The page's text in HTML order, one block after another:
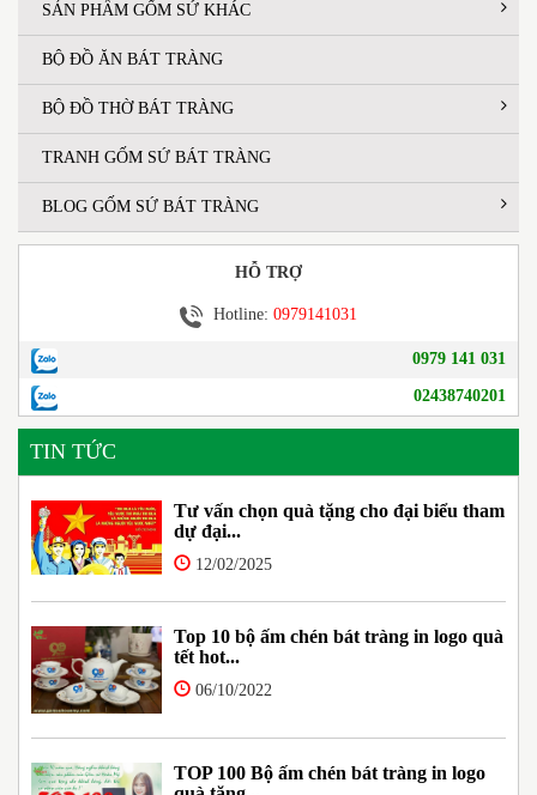
SẢN PHẨM GỐM SỨ KHÁC
BỘ ĐỒ ĂN BÁT TRÀNG
BỘ ĐỒ THỜ BÁT TRÀNG
TRANH GỐM SỨ BÁT TRÀNG
BLOG GỐM SỨ BÁT TRÀNG
HỖ TRỢ
Hotline: 0979141031
0979 141 031
02438740201
TIN TỨC
Tư vấn chọn quà tặng cho đại biểu tham
dự đại...
12/02/2025
Top 10 bộ ấm chén bát tràng in logo quà
tết hot...
06/10/2022
TOP 100 Bộ ấm chén bát tràng in logo